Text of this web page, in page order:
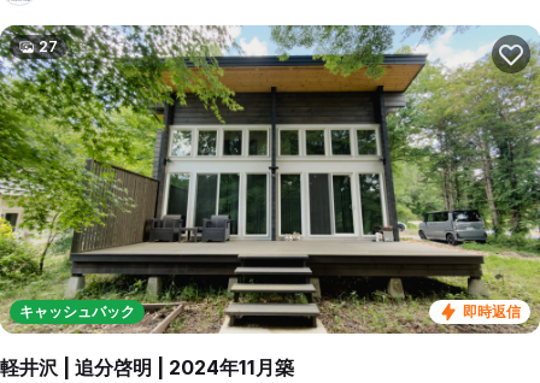
即時返信
キャッシュバック
27
軽井沢 | 追分啓明 | 2024年11月築